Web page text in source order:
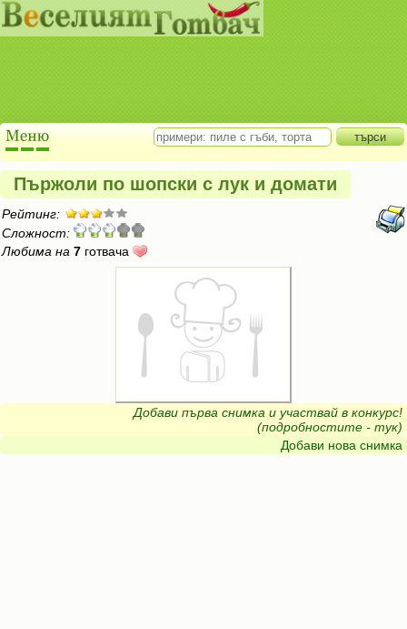
Пържоли по шопски с лук и домати
Рейтинг:
Сложност:
Любима на 7 готвача
Добави първа снимка и участвай в конкурс!
(подробностите - тук)
Добави нова снимка